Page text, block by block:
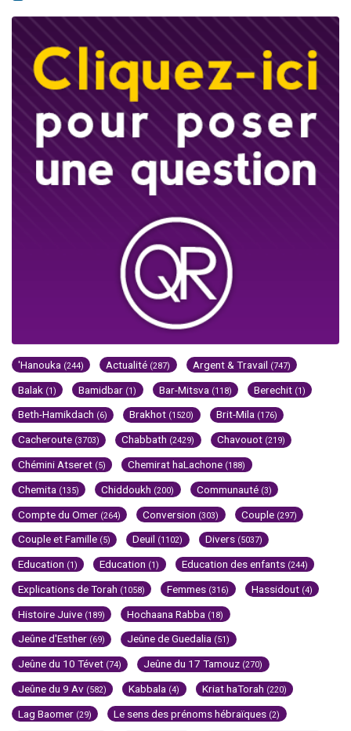
'Hanouka (244) Actualité (287) Argent & Travail (747)
Balak (1) Bamidbar (1) Bar-Mitsva (118) Berechit (1)
Beth-Hamikdach (6) Brakhot (1520) Brit-Mila (176)
Cacheroute (3703) Chabbath (2429) Chavouot (219)
Chémini Atseret (5) Chemirat haLachone (188)
Chemita (135) Chiddoukh (200) Communauté (3)
Compte du Omer (264) Conversion (303) Couple (297)
Couple et Famille (5) Deuil (1102) Divers (5037)
Education (1) Education (1) Education des enfants (244)
Explications de Torah (1058) Femmes (316) Hassidout (4)
Histoire Juive (189) Hochaana Rabba (18)
Jeûne d'Esther (69) Jeûne de Guedalia (51)
Jeûne du 10 Tévet (74) Jeûne du 17 Tamouz (270)
Jeûne du 9 Av (582) Kabbala (4) Kriat haTorah (220)
Lag Baomer (29) Le sens des prénoms hébraïques (2)